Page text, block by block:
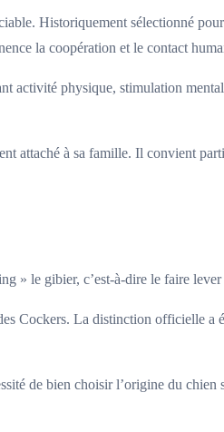
Historiquement sélectionné
la coopération et le contact
activité physique, stimulation
attaché à sa famille. Il convient
» le gibier, c’est-à-dire le faire lever
Cockers. La distinction officielle a
de bien choisir l’origine du chien